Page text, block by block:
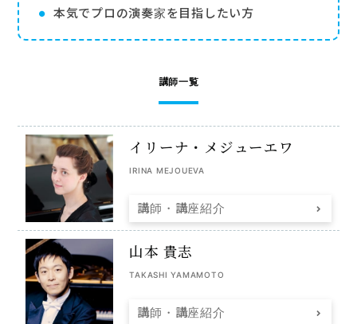
本気でプロの演奏家を目指したい方
講師一覧
イリーナ・ メジューエワ
IRINA MEJOUEVA
講師・講座紹介
山本 貴志
TAKASHI YAMAMOTO
講師・講座紹介